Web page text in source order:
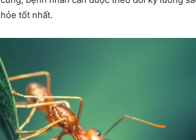
tốt nhất.